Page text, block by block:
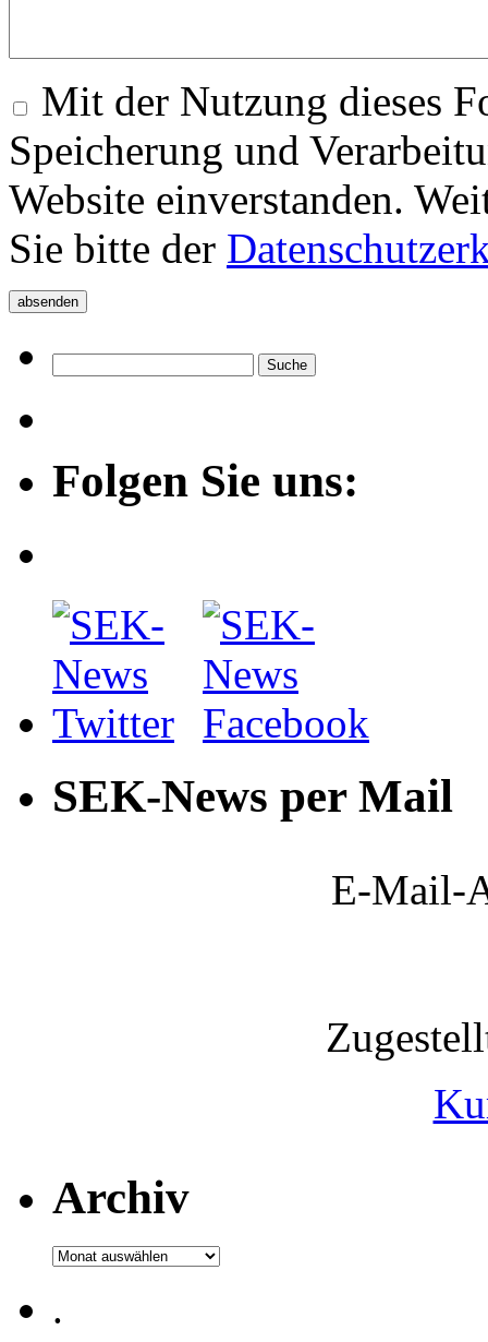
Mit der Nutzung dieses
Speicherung und
Website einverstanden.
Sie bitte der
Folgen Sie uns:
SEK-News per Mail
E-Mail-
Archiv
Archiv
.